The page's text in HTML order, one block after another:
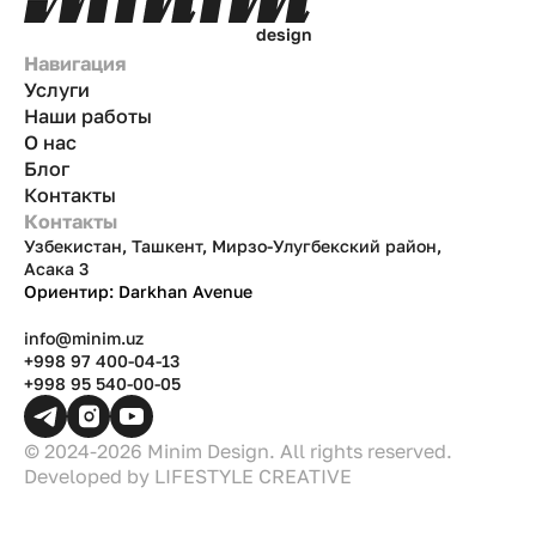
design
Навигация
Услуги
Наши работы
О нас
Блог
Контакты
Контакты
Узбекистан, Ташкент, Мирзо-Улугбекский район,
Асака 3
Ориентир: Darkhan Avenue
info@minim.uz
+998 97 400-04-13
+998 95 540-00-05
© 2024-2026 Minim Design. All rights reserved.
Developed by LIFESTYLE CREATIVE